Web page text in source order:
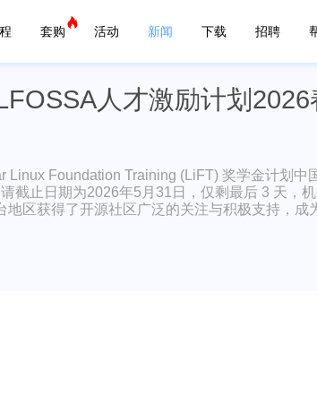
套购 活动 新闻 下载 招聘
人才激励计划
Linux Foundation Training (LiFT) 奖学金计划
截止日期为2026年5月31日，仅剩最后 3 天，
地区获得了开源社区广泛的关注与积极支持，成